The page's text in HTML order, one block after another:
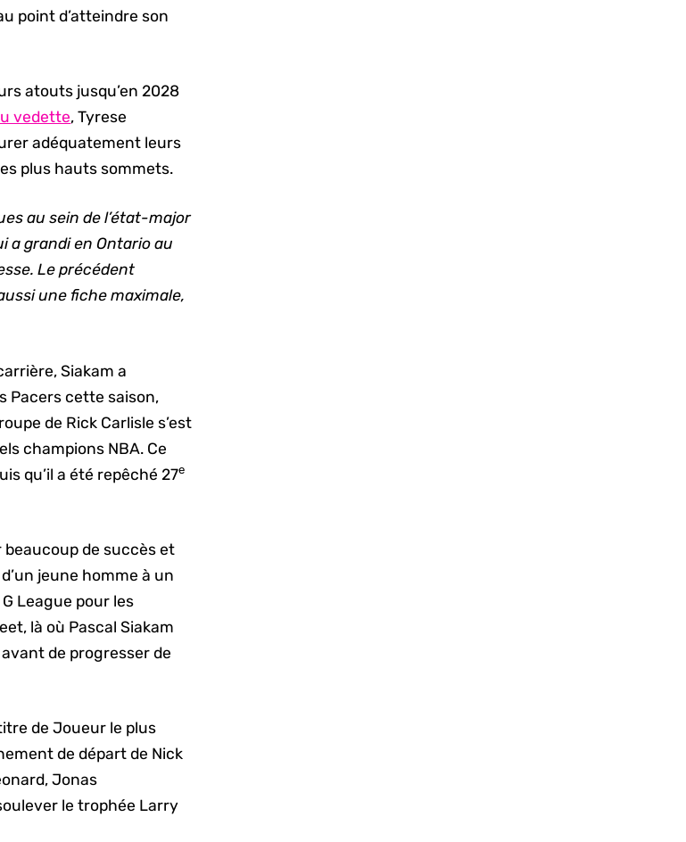
point d’atteindre son
atouts jusqu’en 2028
vedette, Tyrese
adéquatement leurs
plus hauts sommets.
au sein de l’état-major
a grandi en Ontario au
Le précédent
une fiche maximale,
Siakam a
Pacers cette saison,
de Rick Carlisle s’est
champions NBA. Ce
qu’il a été repêché 27e
beaucoup de succès et
jeune homme à un
League pour les
là où Pascal Siakam
de progresser de
de Joueur le plus
de départ de Nick
Jonas
le trophée Larry